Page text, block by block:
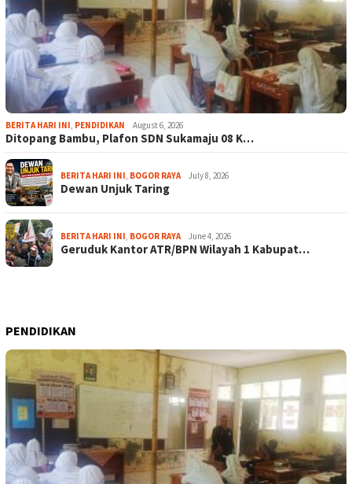
BERITA HARI INI PENDIDIKAN August 6, 2026
Ditopang Bambu, Plafon SDN Sukamaju 08 K…
BERITA HARI INI BOGOR RAYA July 8, 2026
Dewan Unjuk Taring
BERITA HARI INI BOGOR RAYA June 4, 2026
Geruduk Kantor ATR/BPN Wilayah 1 Kabupat…
PENDIDIKAN